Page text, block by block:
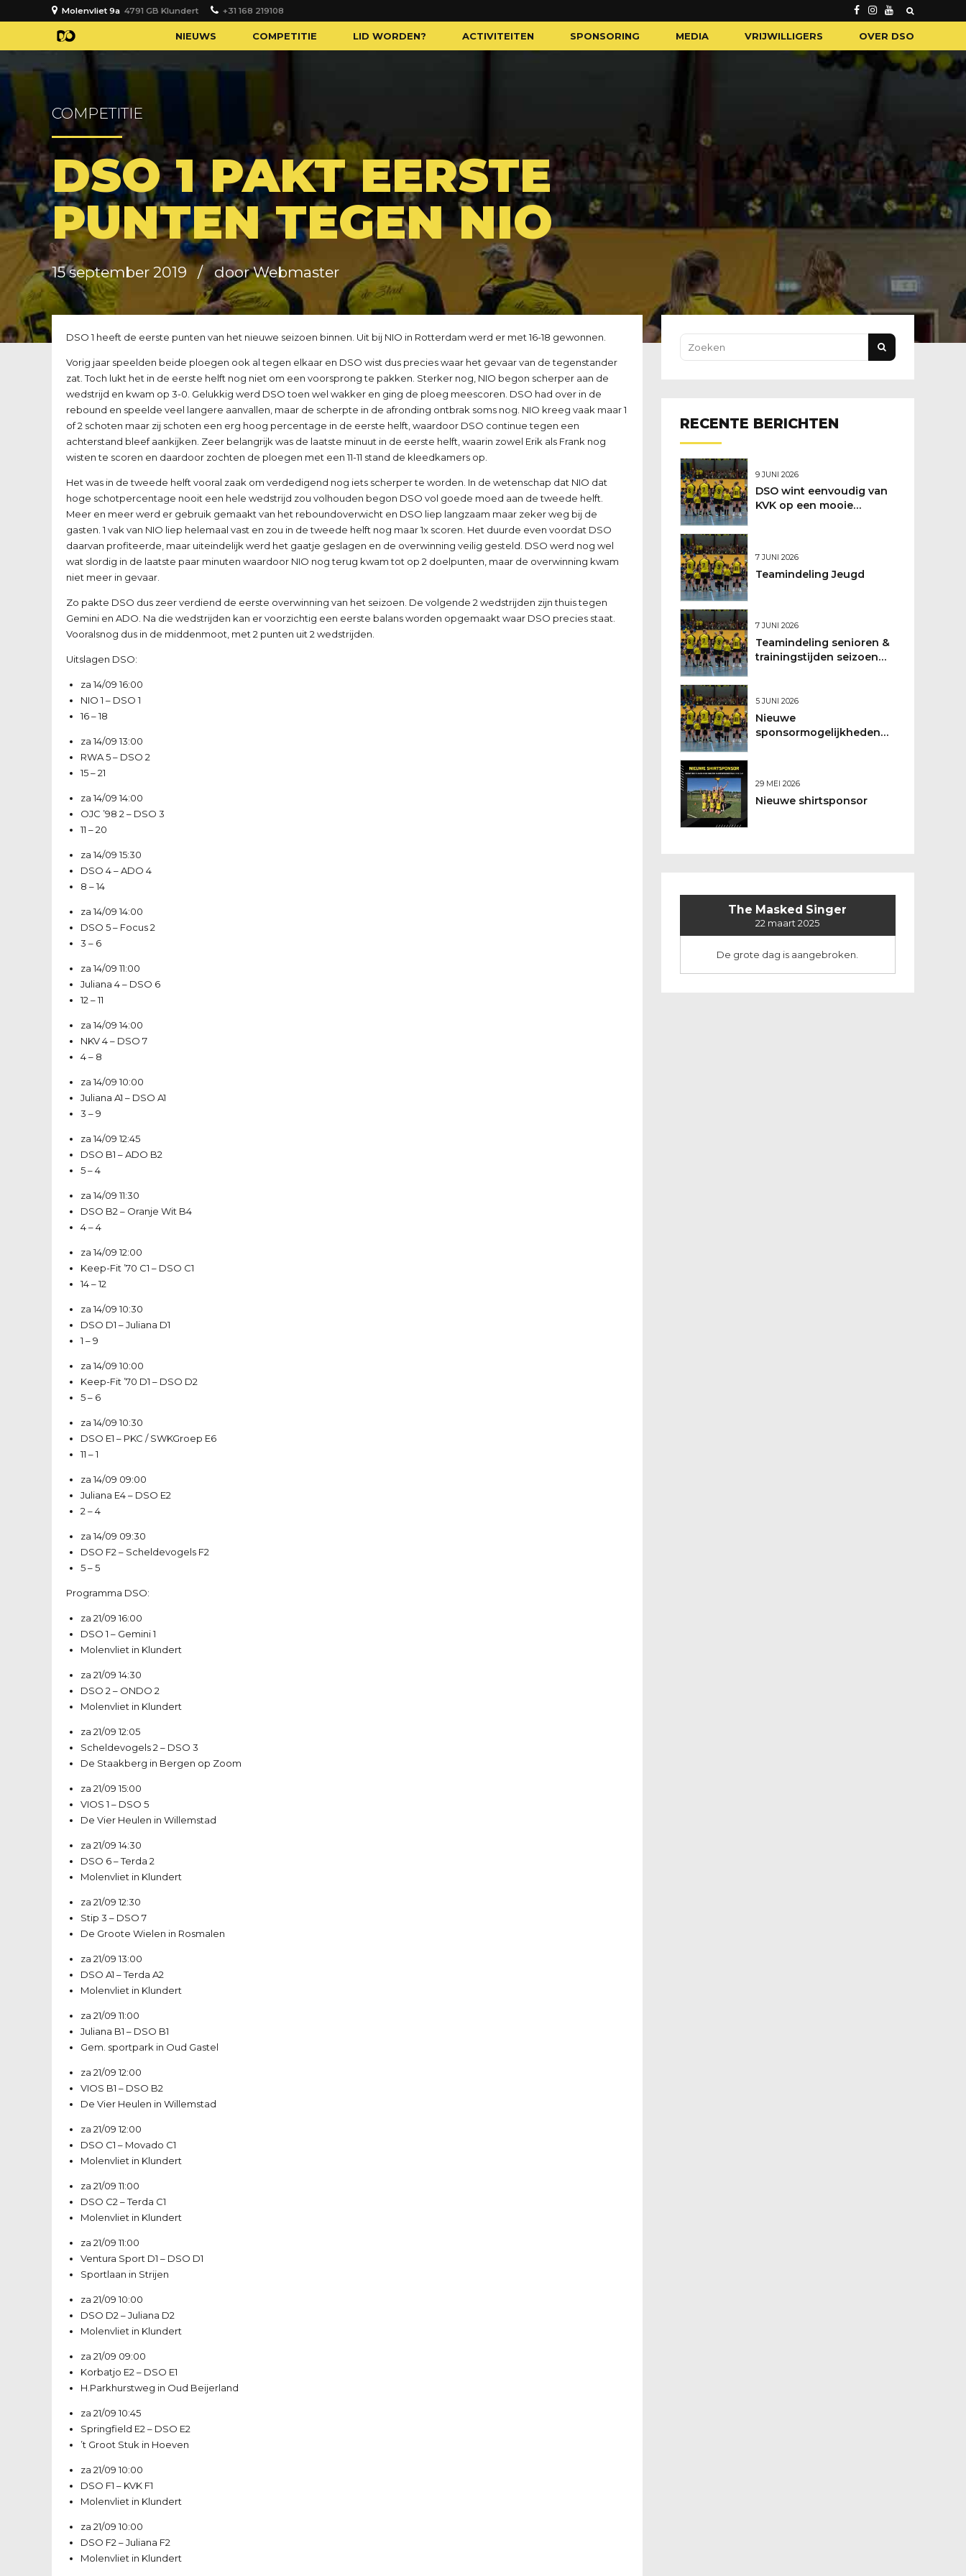
Molenvliet 9a 4791 GB Klundert +31 168 219108
NIEUWS COMPETITIE LID WORDEN? ACTIVITEITEN SPONSORING MEDIA VRIJWILLIGERS OVER DSO
COMPETITIE
DSO 1 PAKT EERSTE
PUNTEN TEGEN NIO
15 september 2019 door Webmaster
DSO 1 heeft de eerste punten van het nieuwe seizoen binnen. Uit bij NIO in Rotterdam werd er met 16-18 gewonnen.
Vorig jaar speelden beide ploegen ook al tegen elkaar en DSO wist dus precies waar het gevaar van de tegenstander
zat. Toch lukt het in de eerste helft nog niet om een voorsprong te pakken. Sterker nog, NIO begon scherper aan de
wedstrijd en kwam op 3-0. Gelukkig werd DSO toen wel wakker en ging de ploeg meescoren. DSO had over in de
rebound en speelde veel langere aanvallen, maar de scherpte in de afronding ontbrak soms nog. NIO kreeg vaak maar 1
of 2 schoten maar zij schoten een erg hoog percentage in de eerste helft, waardoor DSO continue tegen een
achterstand bleef aankijken. Zeer belangrijk was de laatste minuut in de eerste helft, waarin zowel Erik als Frank nog
wisten te scoren en daardoor zochten de ploegen met een 11-11 stand de kleedkamers op.
Het was in de tweede helft vooral zaak om verdedigend nog iets scherper te worden. In de wetenschap dat NIO dat
hoge schotpercentage nooit een hele wedstrijd zou volhouden begon DSO vol goede moed aan de tweede helft.
Meer en meer werd er gebruik gemaakt van het reboundoverwicht en DSO liep langzaam maar zeker weg bij de
gasten. 1 vak van NIO liep helemaal vast en zou in de tweede helft nog maar 1x scoren. Het duurde even voordat DSO
daarvan profiteerde, maar uiteindelijk werd het gaatje geslagen en de overwinning veilig gesteld. DSO werd nog wel
wat slordig in de laatste paar minuten waardoor NIO nog terug kwam tot op 2 doelpunten, maar de overwinning kwam
niet meer in gevaar.
Zo pakte DSO dus zeer verdiend de eerste overwinning van het seizoen. De volgende 2 wedstrijden zijn thuis tegen
Gemini en ADO. Na die wedstrijden kan er voorzichtig een eerste balans worden opgemaakt waar DSO precies staat.
Vooralsnog dus in de middenmoot, met 2 punten uit 2 wedstrijden.
Uitslagen DSO:
za 14/0916:00
NIO 1 – DSO 1
16 – 18
za 14/0913:00
RWA 5– DSO 2
15 – 21
za 14/0914:00
OJC ’98 2 – DSO 3
11 – 20
za 14/0915:30
DSO 4–ADO 4
8 – 14
za 14/0914:00
DSO 5– Focus 2
3 – 6
za 14/0911:00
Juliana 4– DSO 6
12 – 11
za 14/0914:00
NKV 4– DSO 7
4 – 8
za 14/0910:00
Juliana A1 – DSO A1
3 – 9
za 14/0912:45
DSO B1 –ADO B2
5 – 4
za 14/0911:30
DSO B2 – Oranje Wit B4
4 – 4
za 14/0912:00
Keep-Fit ’70 C1 – DSO C1
14 – 12
za 14/0910:30
DSO D1 –Juliana D1
1 – 9
za 14/0910:00
Keep-Fit ’70 D1 – DSO D2
5 – 6
za 14/0910:30
DSO E1 – PKC / SWKGroep E6
11 – 1
za 14/09 09:00
Juliana E4– DSO E2
2 – 4
za 14/09 09:30
DSO F2 – Scheldevogels F2
5 – 5
Programma DSO:
za 21/0916:00
DSO 1 – Gemini 1
Molenvliet in Klundert
za 21/0914:30
DSO 2 – ONDO 2
Molenvliet in Klundert
za 21/0912:05
Scheldevogels 2 – DSO 3
De Staakberg in Bergen op Zoom
za 21/0915:00
VIOS 1 – DSO 5
De Vier Heulen in Willemstad
za 21/0914:30
DSO 6–Terda 2
Molenvliet in Klundert
za 21/0912:30
Stip 3 – DSO 7
De Groote Wielen in Rosmalen
za 21/0913:00
DSO A1 –Terda A2
Molenvliet in Klundert
za 21/0911:00
Juliana B1 – DSO B1
Gem. sportpark in Oud Gastel
za 21/0912:00
VIOS B1 – DSO B2
De Vier Heulen in Willemstad
za 21/0912:00
DSO C1 – Movado C1
Molenvliet in Klundert
za 21/0911:00
DSO C2 –Terda C1
Molenvliet in Klundert
za 21/0911:00
Ventura Sport D1 – DSO D1
Sportlaan in Strijen
za 21/0910:00
DSO D2 –Juliana D2
Molenvliet in Klundert
za 21/09 09:00
Korbatjo E2 – DSO E1
H.Parkhurstweg in Oud Beijerland
za 21/0910:45
Springfield E2 – DSO E2
’t Groot Stuk in Hoeven
za 21/0910:00
DSO F1 – KVK F1
Molenvliet in Klundert
za 21/0910:00
DSO F2 –Juliana F2
Molenvliet in Klundert
RECENTE BERICHTEN
9 JUNI 2026
DSO wint eenvoudig van
KVK op een mooie
7 JUNI 2026
Teamindeling Jeugd
7 JUNI 2026
Teamindeling senioren &
trainingstijden seizoen
5 JUNI 2026
Nieuwe
sponsormogelijkheden
29 MEI 2026
Nieuwe shirtsponsor
The Masked Singer
22 maart 2025
De grote dag is aangebroken.